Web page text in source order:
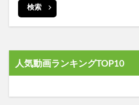
検索
人気動画ランキングTOP10